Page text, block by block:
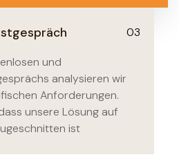
03
und
analysieren wir
Anforderungen.
unsere Lösung auf
ist